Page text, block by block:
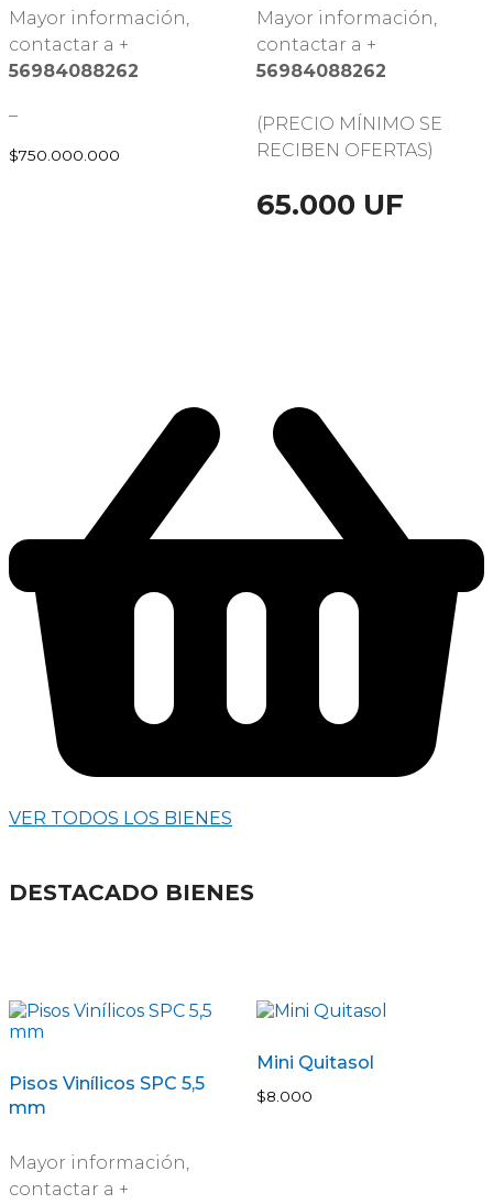
Mayor información,
contactar a +
56984088262
–
$750.000.000
Mayor información,
contactar a +
56984088262
(PRECIO MÍNIMO SE
RECIBEN OFERTAS)
65.000 UF
VER TODOS LOS BIENES
DESTACADO BIENES
Pisos Vinílicos SPC 5,5
mm
Mayor información,
contactar a +
Mini Quitasol
$8.000